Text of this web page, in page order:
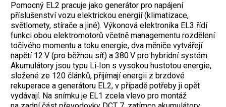
Pomocný EL2 pracuje jako generátor pro napájení
příslušenství vozu elektrickou energií (klimatizace,
světlomety, stírače a jiné). Výkonová elektronika EL3 řídí
funkci obou elektromotorů včetně managementu rozdělení
točivého momentu a toku energie, dva měniče vytvářejí
napětí 12 V (pro běžnou síť) a 380 V pro hybridní systém.
Akumulátory jsou typu Li‑Ion s vysokou hustotou energie,
složené ze 120 článků, přijímají energii z brzdové
rekuperace a generátoru EL2, v případě potřeby ji opět
vydávají. Na snímku je EL1 zcela vlevo pro montáž